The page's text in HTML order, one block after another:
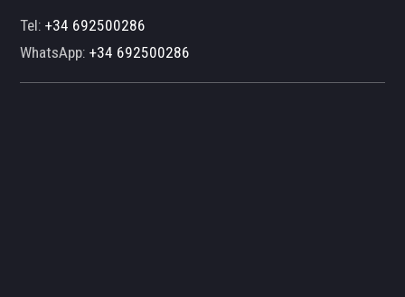
Tel:+34 692500286
WhatsApp:+34 692500286